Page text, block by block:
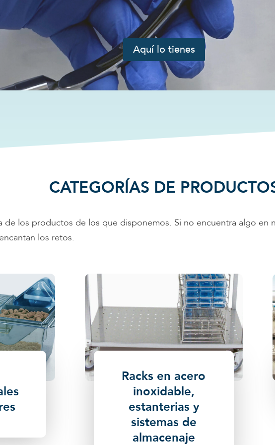
Vamos a la tienda online y ves el
precio
CATEGORÍAS DE
de los productos de los que disponemos. Si no encuentra algo en
los retos.
Racks en acero
inoxidable,
estanterias y
sistemas de
almacenaje